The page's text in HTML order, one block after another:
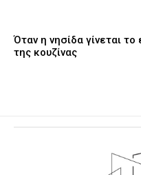
Όταν η νησίδα γίνεται το
της κουζίνας